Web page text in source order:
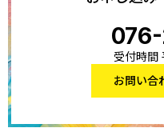
受付時間
お問い合